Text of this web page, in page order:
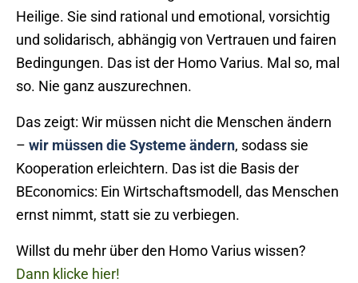
Heilige. Sie sind rational und emotional, vorsichtig
und solidarisch, abhängig von Vertrauen und fairen
Bedingungen. Das ist der Homo Varius. Mal so, mal
so. Nie ganz auszurechnen.
Das zeigt: Wir müssen nicht die Menschen ändern
– wir müssen die Systeme ändern, sodass sie
Kooperation erleichtern. Das ist die Basis der
BEconomics: Ein Wirtschaftsmodell, das Menschen
ernst nimmt, statt sie zu verbiegen.
Willst du mehr über den Homo Varius wissen?
Dann klicke hier!